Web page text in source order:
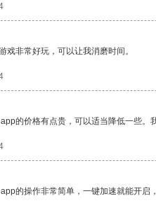
戏非常好玩，可以让我消磨时间。
的价格有点贵，可以适当降低一些。
的操作非常简单，一键加速就能开启